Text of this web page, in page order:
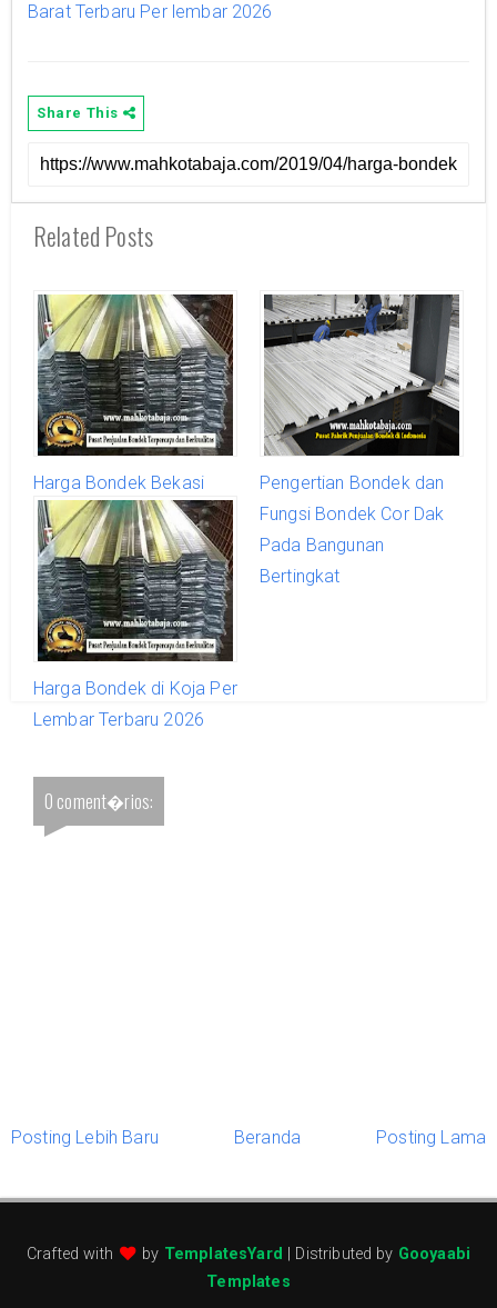
Barat Terbaru Per lembar 2026
Share This
Related Posts
Harga Bondek Bekasi
Terbaru Promo 2026
Pengertian Bondek dan
Fungsi Bondek Cor Dak
Pada Bangunan
Bertingkat
Harga Bondek di Koja Per
Lembar Terbaru 2026
0 coment�rios:
Posting Lebih Baru Beranda Posting Lama
Crafted with by TemplatesYard | Distributed by Gooyaabi
Templates